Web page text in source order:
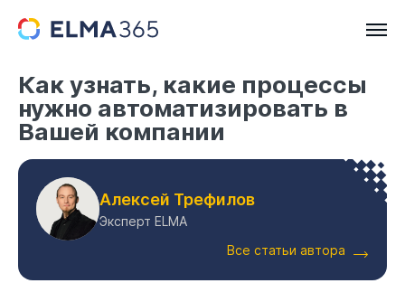
Как узнать, какие процессы
нужно автоматизировать в
Вашей компании
Алексей Трефилов
Эксперт ELMA
Все статьи автора